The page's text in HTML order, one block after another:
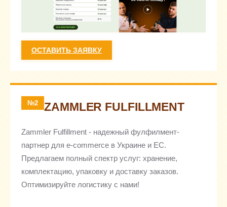
ОСТАВИТЬ ЗАЯВКУ
№2 ZAMMLER FULFILLMENT
Zammler Fulfillment - надежный фулфилмент-
партнер для e-commerce в Украине и ЕС.
Предлагаем полный спектр услуг: хранение,
комплектацию, упаковку и доставку заказов.
Оптимизируйте логистику с нами!